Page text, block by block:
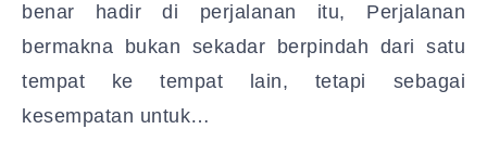
benar hadir di perjalanan itu, Perjalanan
bermakna bukan sekadar berpindah dari satu
tempat ke tempat lain, tetapi sebagai
kesempatan untuk…